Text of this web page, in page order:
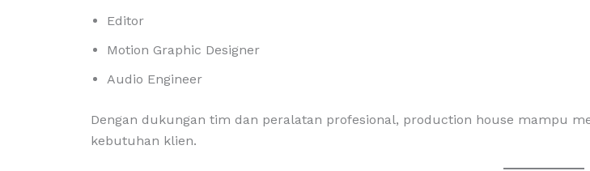
Editor
Motion Graphic Designer
Audio Engineer
Dengan dukungan tim dan peralatan profesional, production house mampu
kebutuhan klien.